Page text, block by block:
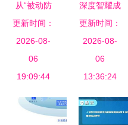
从“被动防
御”到“主动
赋能” 解读
国家网络安
全软件产业
遇与挑战
更新时间：
2026-08-
06
19:09:44
深度智耀成
功通过
ISO27001
认证 构筑
网络与信息
坚实防线
更新时间：
2026-08-
06
13:36:24